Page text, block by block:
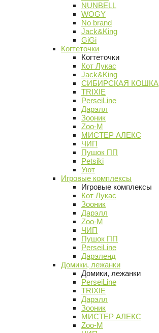
NUNBELL
WOGY
No brand
Jack&King
GiGi
Когтеточки
Когтеточки
Кот Лукас
Jack&King
СИБИРСКАЯ КОШКА
TRIXIE
PerseiLine
Дарэлл
Зооник
Zoo-M
МИСТЕР АЛЕКС
ЧИП
Пушок ПП
Petsiki
Уют
Игровые комплексы
Игровые комплексы
Кот Лукас
Зооник
Дарэлл
Zoo-M
ЧИП
Пушок ПП
PerseiLine
Дарэленд
Домики, лежанки
Домики, лежанки
PerseiLine
TRIXIE
Дарэлл
Зооник
МИСТЕР АЛЕКС
Zoo-M